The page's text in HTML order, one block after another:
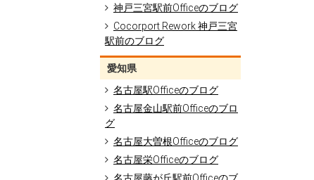
神戸三宮駅前Officeのブログ
Cocorport Rework 神戸三宮
駅前のブログ
愛知県
名古屋駅Officeのブログ
名古屋金山駅前Officeのブロ
グ
名古屋大曽根Officeのブログ
名古屋栄Officeのブログ